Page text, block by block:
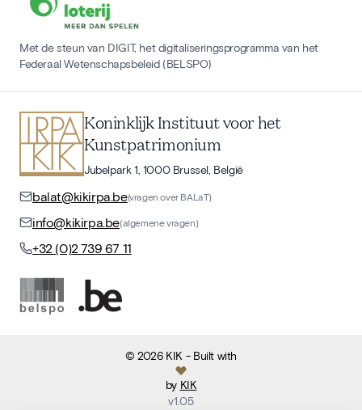
Met de steun van DIGIT, het digitaliseringsprogramma van het
Federaal Wetenschapsbeleid (BELSPO)
Koninklijk Instituut voor het
Kunstpatrimonium
Jubelpark 1, 1000 Brussel, België
balat@kikirpa.be(vragen over BALaT)
info@kikirpa.be(algemene vragen)
+32 (0)2 739 67 11
©2026 KIK - Built with
by KIK
v1.05